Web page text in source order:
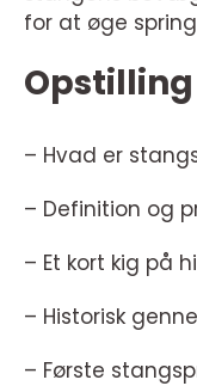
for at øge
– Hvad er
– Definition og
– Et kort kig på
– Historisk
– Første